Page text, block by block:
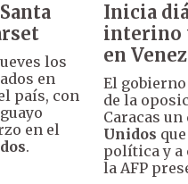
los
en
país, con
en el
.
Inicia
interino
en
El
de la
Caracas
Unidos
política y a
la AFP